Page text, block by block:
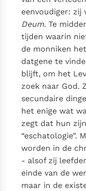
eenvoudiger: zij
Deum. Te
tijden waarin
de monniken
datgene te
blijft, om het
zoek naar God.
secundaire
het enige wat
zegt dat hun
“eschatologie”.
worden in de
- alsof zij
einde van de
maar in de